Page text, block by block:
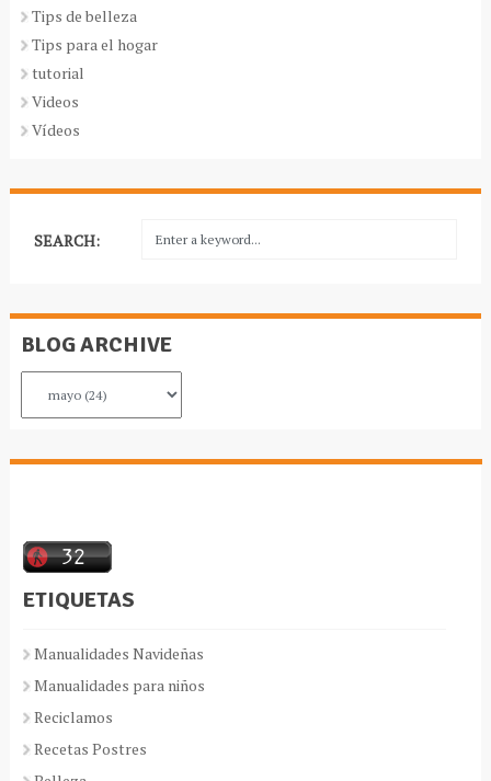
Tips de belleza
Tips para el hogar
tutorial
Videos
Vídeos
SEARCH:
BLOG ARCHIVE
ETIQUETAS
Manualidades Navideñas
Manualidades para niños
Reciclamos
Recetas Postres